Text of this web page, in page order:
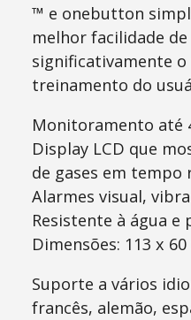
™ e onebutton
melhor facilidade
significativamente
treinamento do
Monitoramento até
Display LCD que
de gases em tempo
Alarmes visual,
Resistente à água e
Dimensões: 113 x
Suporte a vários
francês, alemão,